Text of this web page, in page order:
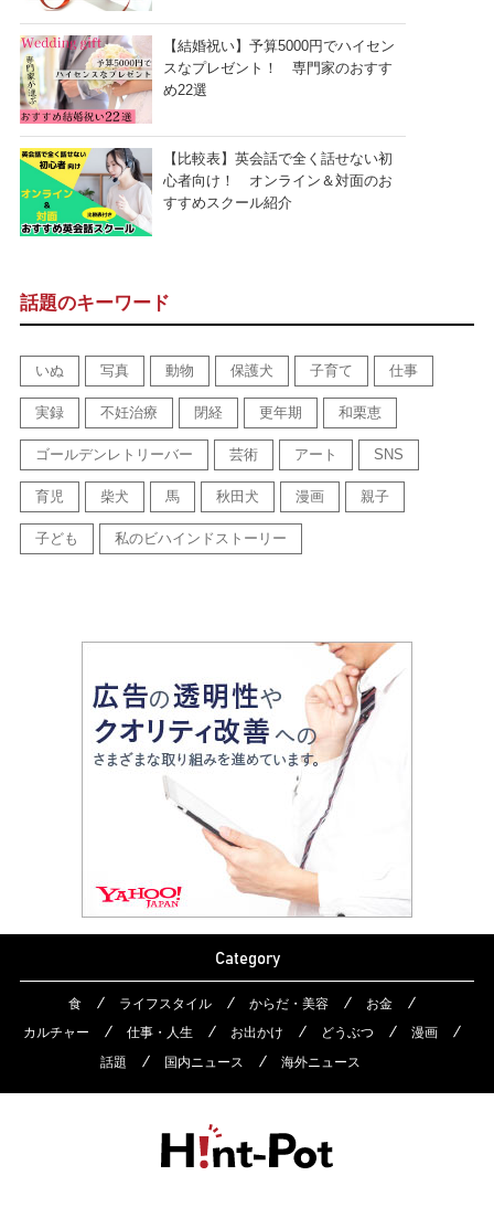
【結婚祝い】予算5000円でハイセン
スなプレゼント！ 専門家のおすす
め22選
【比較表】英会話で全く話せない初
心者向け！ オンライン＆対面のお
すすめスクール紹介
話題のキーワード
いぬ 写真 動物 保護犬 子育て 仕事
実録 不妊治療 閉経 更年期 和栗恵
ゴールデンレトリーバー 芸術 アート SNS
育児 柴犬 馬 秋田犬 漫画 親子
子ども 私のビハインドストーリー
Category
食 ライフスタイル からだ・美容
お金
カルチャー
仕事・人生 お出かけ どうぶつ
漫画
話題
国内ニュース 海外ニュース